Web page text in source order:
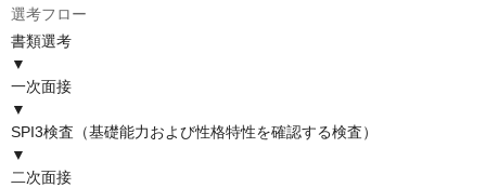
選考フロー
書類選考
▼
一次面接
▼
SPI3検査（基礎能力および性格特性を確認する検査）
▼
二次面接